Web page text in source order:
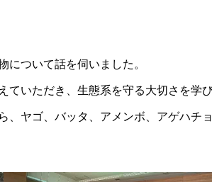
ついて話を伺いました。
いただき、生態系を守る大切さを学び
ヤゴ、バッタ、アメンボ、アゲハチ